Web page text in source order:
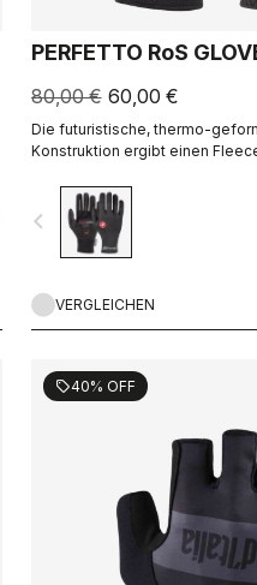
PERFETTO RoS
80,00 € 60,00 €
Die futuristische, thermo-
Konstruktion ergibt einen
warm, schlank geschnitten und
ist.
navigate_before
VERGLEICHEN
sell40% OFF